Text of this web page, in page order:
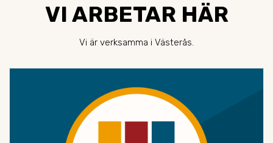
VI ARBETAR HÄR
Vi är verksamma i Västerås.